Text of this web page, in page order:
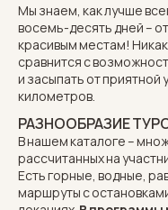
Мы знаем, как лучше
восемь-десять дней –
красивым местам!
сравнится с
и засыпать от
километров.
РАЗНООБРАЗИЕ
В нашем каталоге –
рассчитанных на
Естьгорные, водные,
маршруты с